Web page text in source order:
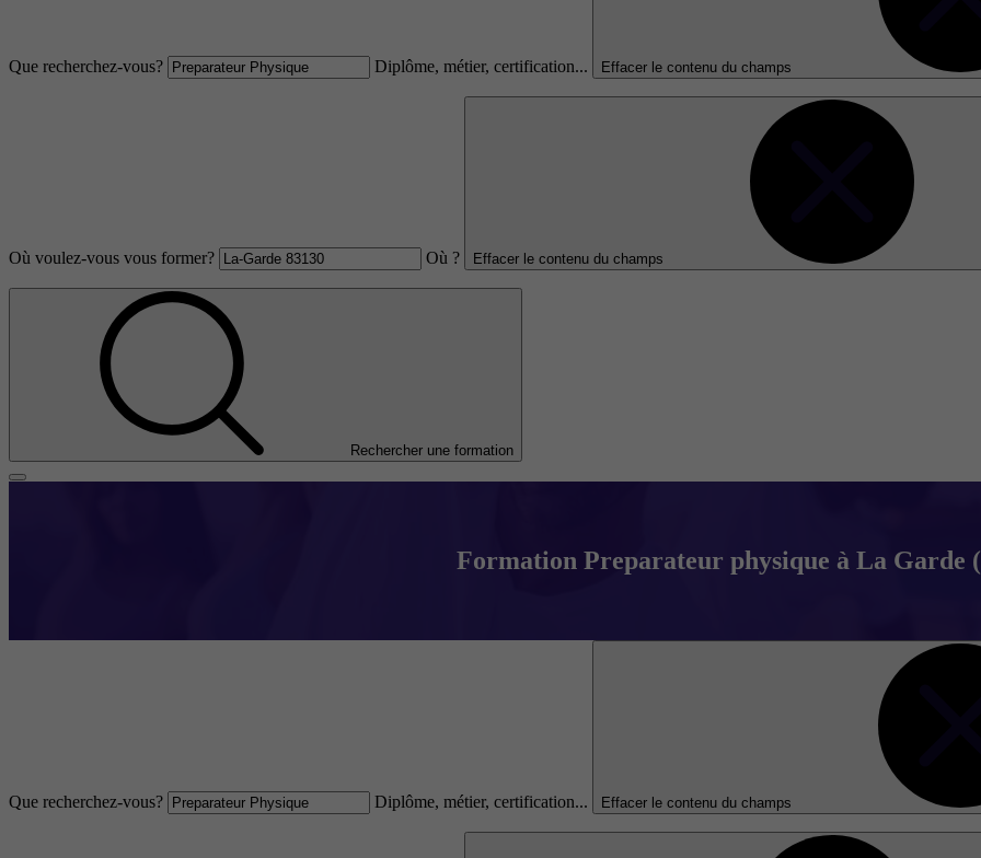
Que recherchez-vous? Diplôme, métier, certification... Effacer le contenu du champs
Où voulez-vous vous former? Où ? Effacer le contenu du champs
Rechercher une formation
Formation Preparateur physique à La Garde
Que recherchez-vous? Diplôme, métier, certification... Effacer le contenu du champs